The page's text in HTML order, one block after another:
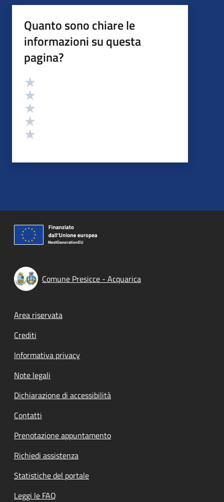
Quanto sono chiare le
informazioni su questa
pagina?
Valutazione
Comune Presicce - Acquarica
Footer menu
Area riservata
Crediti
Informativa privacy
Note legali
Dichiarazione di accessibilità
Contatti
Prenotazione appuntamento
Richiedi assistenza
Statistiche del portale
Leggi le FAQ